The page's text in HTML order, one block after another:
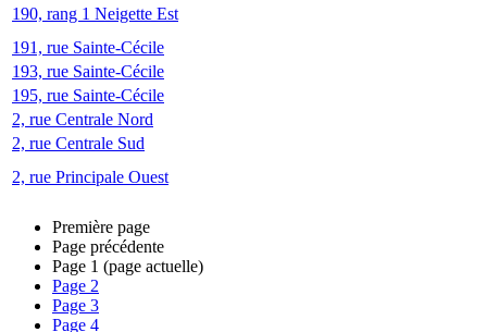
190, rang 1 Neigette Est
191, rue Sainte-Cécile
193, rue Sainte-Cécile
195, rue Sainte-Cécile
2, rue Centrale Nord
2, rue Centrale Sud
2, rue Principale Ouest
Première page
Page précédente
Page 1 (page actuelle)
Page 2
Page 3
Page 4